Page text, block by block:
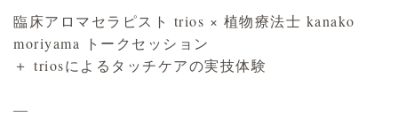
臨床アロマセラピスト trios × 植物療法士 kanako
moriyama トークセッション
＋ triosによるタッチケアの実技体験
―